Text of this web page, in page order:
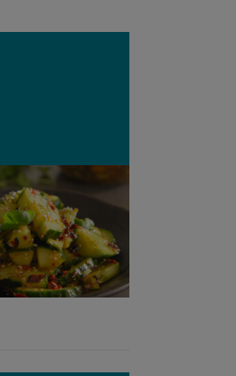
campagne:
gewoon
lunch"